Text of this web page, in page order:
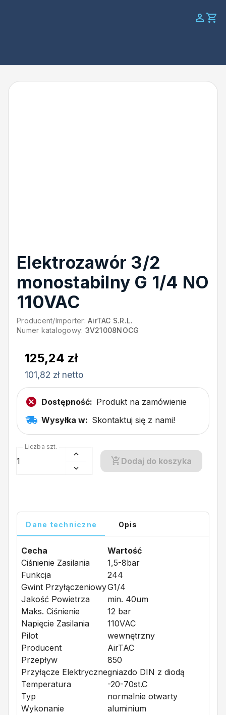
Elektrozawór 3/2
monostabilny G 1/4 NO
110VAC
Producent/Importer: AirTAC S.R.L.
Numer katalogowy: 3V21008NOCG
125,24 zł
101,82 zł netto
Dostępność: Produkt na zamówienie
Wysyłka w: Skontaktuj się z nami!
Liczba szt.
Dodaj do koszyka
Dane techniczne Opis
Cecha
Wartość
Ciśnienie Zasilania
1,5-8bar
Funkcja
244
Gwint PrzyłączeniowyG1/4
Jakość Powietrza
min. 40um
Maks. Ciśnienie
12 bar
Napięcie Zasilania
110VAC
Pilot
wewnętrzny
Producent
AirTAC
Przepływ
850
Przyłącze Elektrycznegniazdo DIN z diodą
Temperatura
-20-70st.C
Typ
normalnie otwarty
Wykonanie
aluminium